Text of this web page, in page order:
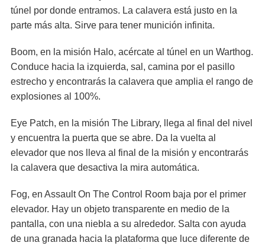
túnel por donde entramos. La calavera está justo en la
parte más alta. Sirve para tener munición infinita.
Boom, en la misión Halo, acércate al túnel en un Warthog.
Conduce hacia la izquierda, sal, camina por el pasillo
estrecho y encontrarás la calavera que amplia el rango de
explosiones al 100%.
Eye Patch, en la misión The Library, llega al final del nivel
y encuentra la puerta que se abre. Da la vuelta al
elevador que nos lleva al final de la misión y encontrarás
la calavera que desactiva la mira automática.
Fog, en Assault On The Control Room baja por el primer
elevador. Hay un objeto transparente en medio de la
pantalla, con una niebla a su alrededor. Salta con ayuda
de una granada hacia la plataforma que luce diferente de